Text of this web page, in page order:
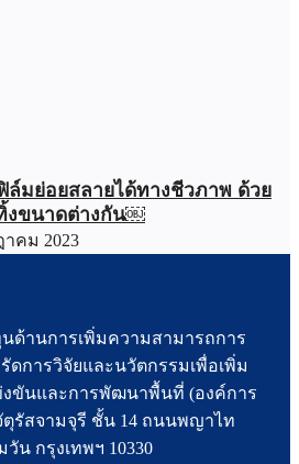
มย่อยสลายได้ทางชีวภาพ ด้วย
งขนาดต่างกัน￼
าคม 2023
ด้านการเพิ่มความสามารถการ
ดการวิจัยและนวัตกรรมเพื่อเพิ่ม
ขันและการพัฒนาพื้นที่ (องค์การ
ตุรัสจามจุรี ชั้น 14 ถนนพญาไท
น กรุงเทพฯ 10330